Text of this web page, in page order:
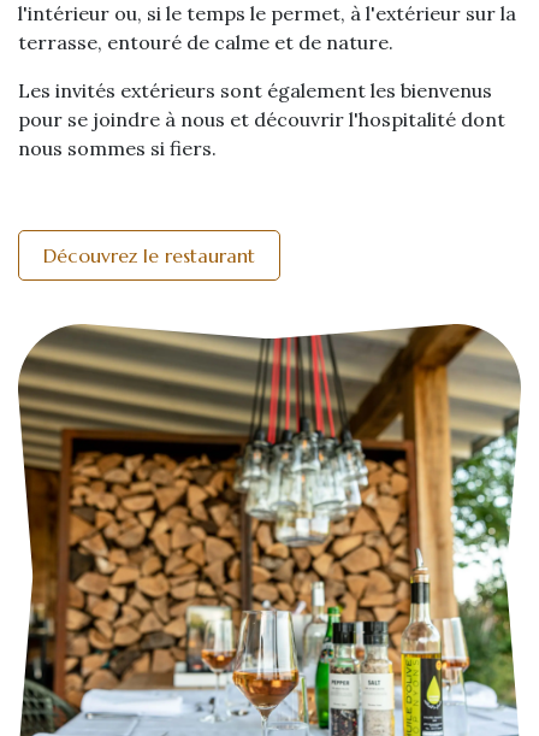
l'intérieur ou, si le temps le permet, à l'extérieur sur la
terrasse, entouré de calme et de nature.
Les invités extérieurs sont également les bienvenus
pour se joindre à nous et découvrir l'hospitalité dont
nous sommes si fiers.
Découvrez le restaurant